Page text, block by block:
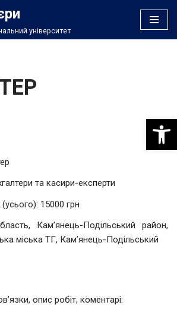
університет
та касири-експерти
15000 грн
Кам’янець-Подільський район,
міська ТГ, Кам’янець-Подільський
опис робіт, коментарі: